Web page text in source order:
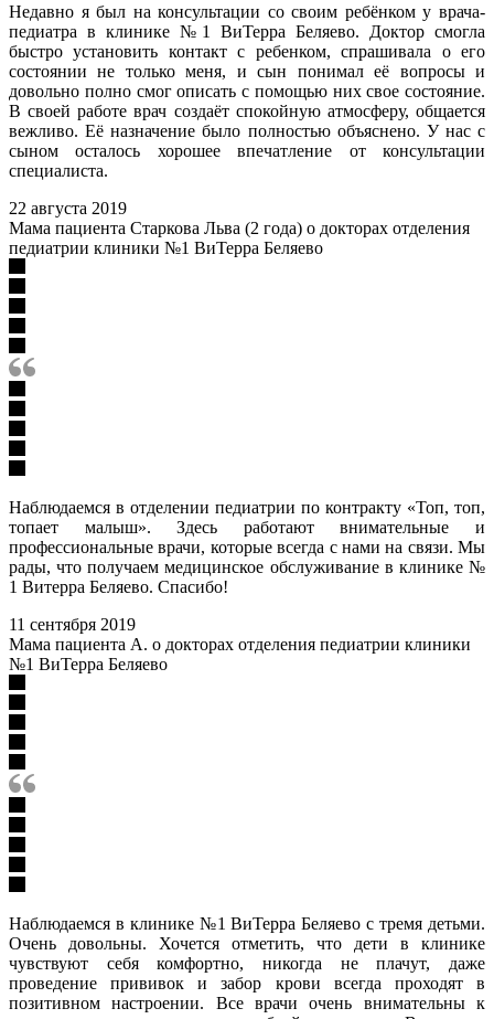
Недавно я был на консультации со своим ребёнком у врача-
педиатра в клинике №1 ВиТерра Беляево. Доктор смогла
быстро установить контакт с ребенком, спрашивала о его
состоянии не только меня, и сын понимал её вопросы и
довольно полно смог описать с помощью них свое состояние.
В своей работе врач создаёт спокойную атмосферу, общается
вежливо. Её назначение было полностью объяснено. У нас с
сыном осталось хорошее впечатление от консультации
специалиста.
22 августа 2019
Мама пациента Старкова Льва (2 года) о докторах отделения
педиатрии клиники №1 ВиТерра Беляево
Наблюдаемся в отделении педиатрии по контракту «Топ, топ,
топает малыш». Здесь работают внимательные и
профессиональные врачи, которые всегда с нами на связи. Мы
рады, что получаем медицинское обслуживание в клинике №
1 Витерра Беляево. Спасибо!
11 сентября 2019
Мама пациента А. о докторах отделения педиатрии клиники
№1 ВиТерра Беляево
Наблюдаемся в клинике №1 ВиТерра Беляево с тремя детьми.
Очень довольны. Хочется отметить, что дети в клинике
чувствуют себя комфортно, никогда не плачут, даже
проведение прививок и забор крови всегда проходят в
позитивном настроении. Все врачи очень внимательны к